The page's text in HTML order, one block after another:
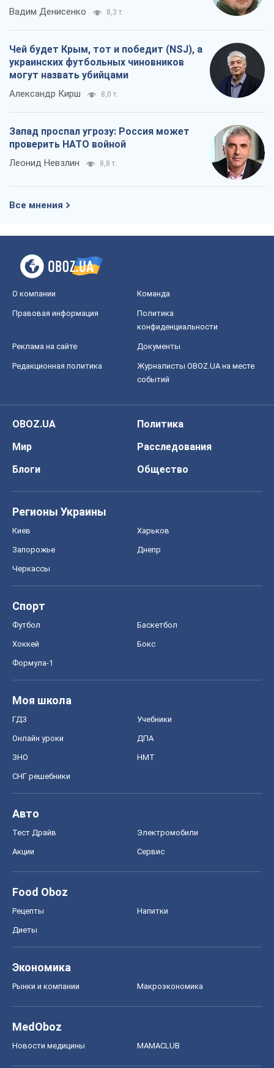
Вадим Денисенко 8,3 т.
Чей будет Крым, тот и победит (NSJ), а
украинских футбольных чиновников
могут назвать убийцами
Александр Кирш 8,0 т.
Запад проспал угрозу: Россия может
проверить НАТО войной
Леонид Невзлин 8,8 т.
Все мнения
О компании Команда
Правовая информация
Политика
конфиденциальности
Реклама на сайте Документы
Редакционная политика
Журналисты OBOZ.UA на месте
событий
OBOZ.UA
Политика
Мир
Расследования
Блоги
Общество
Регионы Украины
Киев Харьков
Запорожье Днепр
Черкассы
Спорт
Футбол Баскетбол
Хоккей Бокс
Формула-1
Моя школа
ГДЗ Учебники
Онлайн уроки ДПА
ЗНО НМТ
СНГ решебники
Авто
Тест Драйв Электромобили
Акции Сервис
Food Oboz
Рецепты Напитки
Диеты
Экономика
Рынки и компании Mакроэкономика
MedOboz
Новости медицины MAMACLUB